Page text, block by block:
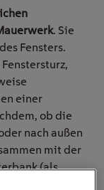
. Sie
des Fensters.
einer
ob die
nach außen
mit der
(als